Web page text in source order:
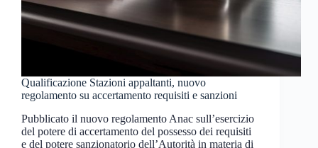
Qualificazione Stazioni appaltanti, nuovo
regolamento su accertamento requisiti e sanzioni
Pubblicato il nuovo regolamento Anac sull’esercizio
del potere di accertamento del possesso dei requisiti
e del potere sanzionatorio dell’Autorità in materia di